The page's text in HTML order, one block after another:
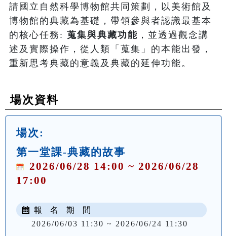
請國立自然科學博物館共同策劃，以美術館及
博物館的典藏為基礎，帶領參與者認識最基本
的核心任務: 蒐集與典藏功能 ，並透過觀念講
述及實際操作，從人類「蒐集」的本能出發，
重新思考典藏的意義及典藏的延伸功能。
場次資料
場次:
第一堂課-典藏的故事
2026/06/28 14:00 ~ 2026/06/28
17:00
報 名 期 間
2026/06/03 11:30 ~ 2026/06/24 11:30